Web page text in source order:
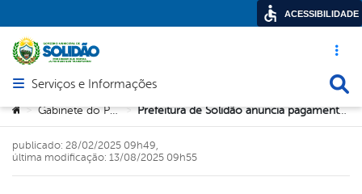
Acesso
Abrir menu principal de navegação
Serviços e Informações
Você está aqui:
> Gabinete do Prefeito > Prefeitura de Solidão anuncia pagamento de fevereiro
publicado: 28/02/2025 09h49,
última modificação: 13/08/2025 09h55
ACESSIBILIDADE